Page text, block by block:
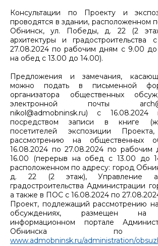
Консультации по Проекту и
проводятся в здании, расположенном
Обнинск, ул. Победы, д. 22 (2
архитектуры и градостроительства
27.08.2024 по рабочим дням с 9.00
на обед с 13.00 до 14.00).
Предложения и замечания,
можно подать в письменной
организатора общественных
электронной почты
nikol@admobninsk.ru) с 16.08.2024
посредством записи в книге
посетителей экспозиции
рассмотрению на общественных
16.08.2024 по 27.08.2024 по
16.00 (перерыв на обед с 13.00 до
расположенном по адресу: город
д. 22 (2 этаж), Управление
градостроительства Администрации
а также в ПОС с 16.08.2024 по
Проект, подлежащий рассмотрению
обсуждениях, размещен на
информационном портале
Обнинска по
www.admobninsk.ru/administration/